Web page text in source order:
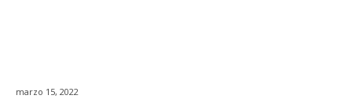
marzo 15, 2022